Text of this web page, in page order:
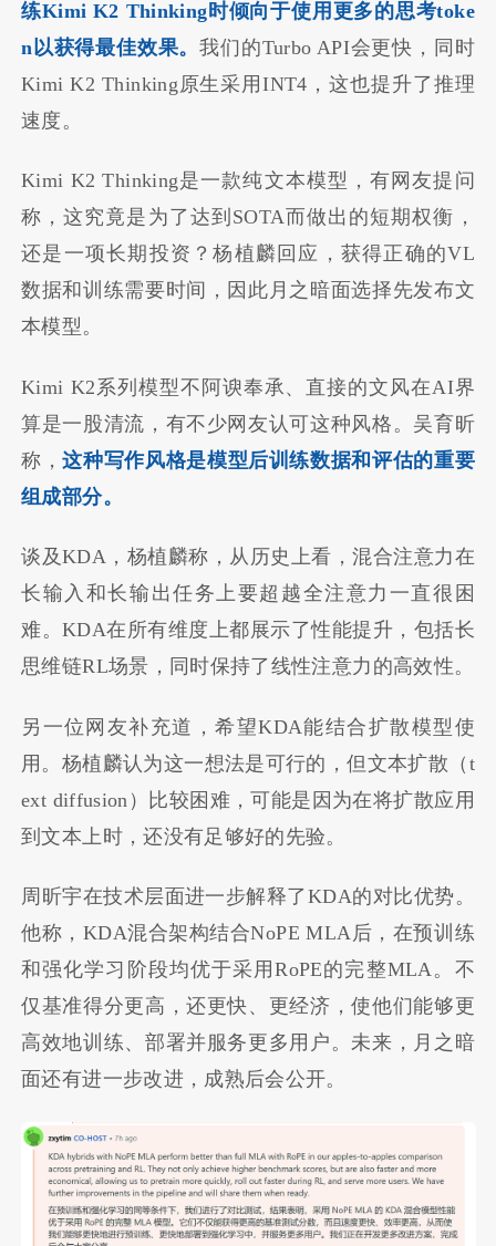
练Kimi K2 Thinking时倾向于使用更多的思考toke
n以获得最佳效果。我们的Turbo API会更快，同时
Kimi K2 Thinking原生采用INT4，这也提升了推理
速度。
Kimi K2 Thinking是一款纯文本模型，有网友提问
称，这究竟是为了达到SOTA而做出的短期权衡，
还是一项长期投资？杨植麟回应，获得正确的VL
数据和训练需要时间，因此月之暗面选择先发布文
本模型。
Kimi K2系列模型不阿谀奉承、直接的文风在AI界
算是一股清流，有不少网友认可这种风格。吴育昕
称，这种写作风格是模型后训练数据和评估的重要
组成部分。
谈及KDA，杨植麟称，从历史上看，混合注意力在
长输入和长输出任务上要超越全注意力一直很困
难。KDA在所有维度上都展示了性能提升，包括长
思维链RL场景，同时保持了线性注意力的高效性。
另一位网友补充道，希望KDA能结合扩散模型使
用。杨植麟认为这一想法是可行的，但文本扩散（t
ext diffusion）比较困难，可能是因为在将扩散应用
到文本上时，还没有足够好的先验。
周昕宇在技术层面进一步解释了KDA的对比优势。
他称，KDA混合架构结合NoPE MLA后，在预训练
和强化学习阶段均优于采用RoPE的完整MLA。不
仅基准得分更高，还更快、更经济，使他们能够更
高效地训练、部署并服务更多用户。未来，月之暗
面还有进一步改进，成熟后会公开。